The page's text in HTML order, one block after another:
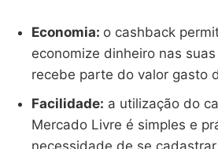
Economia: o cashback
economize dinheiro nas
recebe parte do valor gasto
Facilidade: a utilização do
Mercado Livre é simples e
necessidade de se